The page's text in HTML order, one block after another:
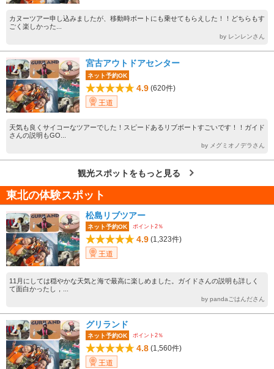
カヌーツアー申し込みましたが、移動時ボートにも乗せてもらえした！！どちらもす
ごく楽しかった...
by レンレンさん
宮古アウトドアセンター
ネット予約OK
4.9 (620件)
王道
天気も良くサイコーなツアーでした！スピードあるリブボートすごいです！！ガイド
さんの説明もGO...
by メグミオノデラさん
観光スポットをもっと見る
東北の体験スポット
松島リブツアー
ネット予約OK ポイント2％
4.9 (1,323件)
王道
11月にしては穏やかな天気と海で最高に楽しめました。ガイドさんの説明も詳しく
て面白かったし，...
by pandaごはんださん
グリランド
ネット予約OK ポイント2％
4.8 (1,560件)
王道